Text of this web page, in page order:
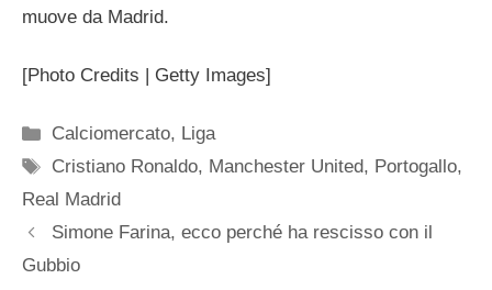
muove da Madrid.
[Photo Credits | Getty Images]
Categorie
Calciomercato, Liga
Tag
Cristiano Ronaldo, Manchester United, Portogallo,
Real Madrid
Simone Farina, ecco perché ha rescisso con il
Gubbio